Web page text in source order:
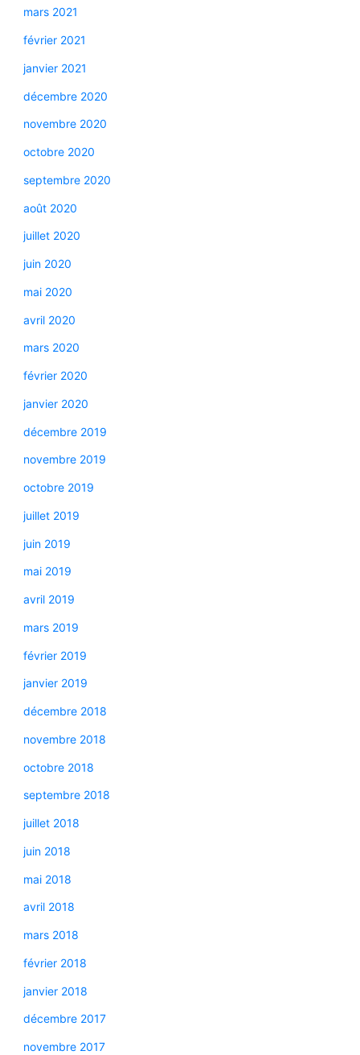
mars 2021
février 2021
janvier 2021
décembre 2020
novembre 2020
octobre 2020
septembre 2020
août 2020
juillet 2020
juin 2020
mai 2020
avril 2020
mars 2020
février 2020
janvier 2020
décembre 2019
novembre 2019
octobre 2019
juillet 2019
juin 2019
mai 2019
avril 2019
mars 2019
février 2019
janvier 2019
décembre 2018
novembre 2018
octobre 2018
septembre 2018
juillet 2018
juin 2018
mai 2018
avril 2018
mars 2018
février 2018
janvier 2018
décembre 2017
novembre 2017